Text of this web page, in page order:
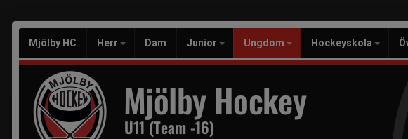
Mjölby HC Herr Dam Junior Ungdom Hockeyskola
Mjölby Hockey
U11 (Team -16)